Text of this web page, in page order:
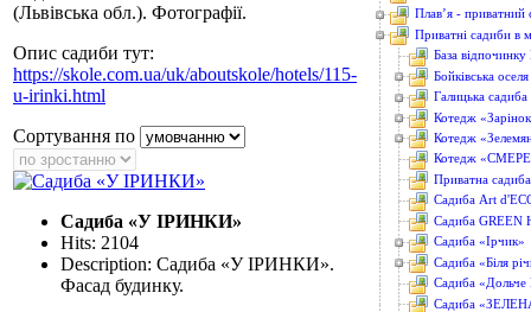
(Львівська обл.). Фотографії.
Опис садиби тут:
https://skole.com.ua/uk/aboutskole/hotels/115-
u-irinki.html
Сортування по
Садиба «У ІРИНКИ»
Hits: 2104
Description: Садиба «У ІРИНКИ».
Фасад будинку.
Плав’я - приватний
Приватні садиби в
База відпочинку
Бойківська оселя
Галицька
Котедж
Котедж
Котедж
Приватна
Садиба Art
Садиба GREEN
Садиба «Ірчик»
Садиба «Біля
Садиба «Дольче
Садиба